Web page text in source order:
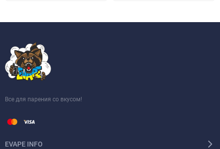
Все для парения со вкусом!
EVAPE INFO